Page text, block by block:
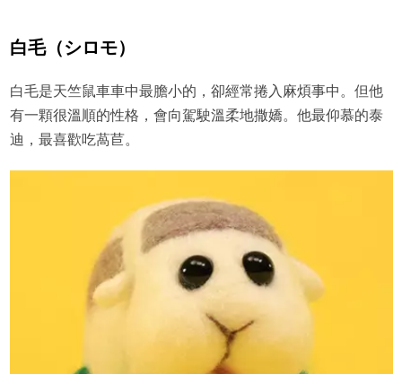
白毛（シロモ）
白毛是天竺鼠車車中最膽小的，卻經常捲入麻煩事中。但他
有一顆很溫順的性格，會向駕駛溫柔地撒嬌。他最仰慕的泰
迪，最喜歡吃萵苣。